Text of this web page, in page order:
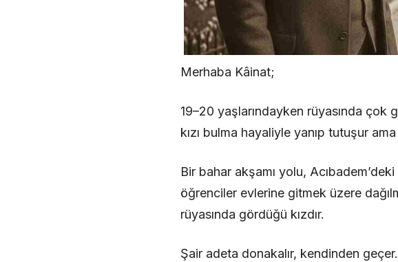
Merhaba Kâinat;
19–20 yaşlarındayken rüyasında çok
kızı bulma hayaliyle yanıp tutuşur
Bir bahar akşamı yolu,
öğrenciler evlerine gitmek üzere
rüyasında gördüğü kızdır.
Şair adeta donakalır, kendinden